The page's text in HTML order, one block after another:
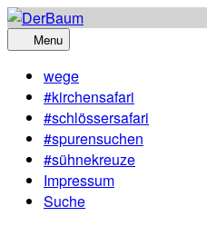
Skip
to
Menu
wege
#kirchensafari
#schlössersafari
#spurensuchen
#sühnekreuze
Impressum
Suche